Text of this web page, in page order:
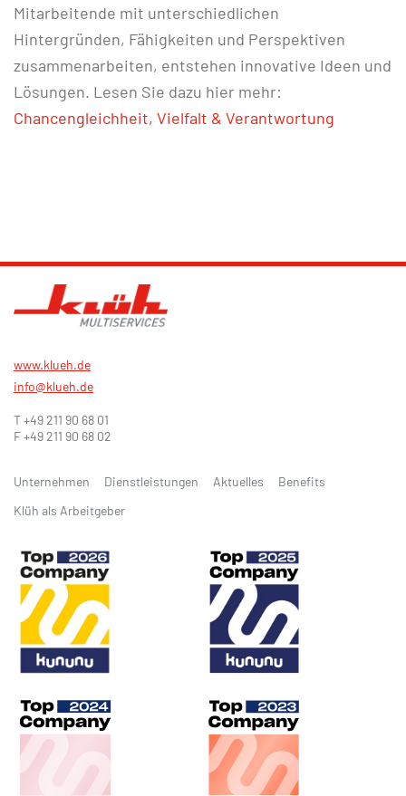
Mitarbeitende mit unterschiedlichen
Hintergründen, Fähigkeiten und Perspektiven
zusammenarbeiten, entstehen innovative Ideen und
Lösungen. Lesen Sie dazu hier mehr:
Chancengleichheit, Vielfalt & Verantwortung
Unternehmen Dienstleistungen Aktuelles
Benefits
Klüh als Arbeitgeber
www.klueh.de
info@klueh.de
T +49 211 90 68 01
F +49 211 90 68 02